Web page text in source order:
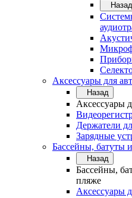
Назад
Аксессуары для
Назад
Аксессуары
Держатели
Зарядные
Бассейны, батуты
Назад
Бассейны,
пляже
Аксессуары